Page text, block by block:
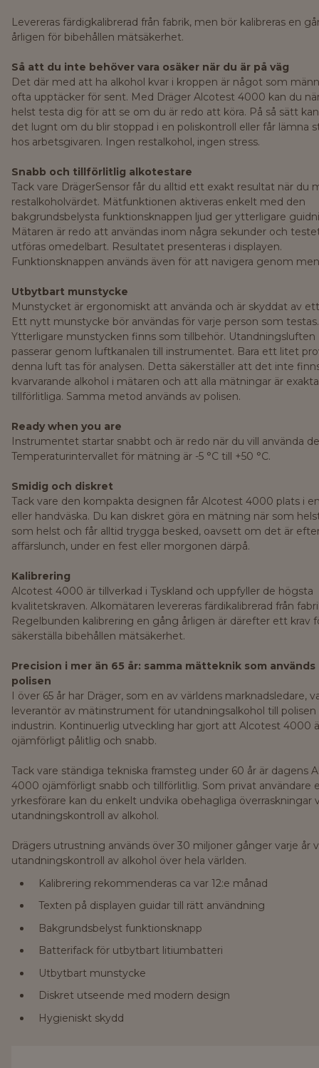
Levereras färdigkalibrerad från fabrik, men bör kalibreras en
årligen för bibehållen mätsäkerhet.
Så att du inte behöver vara osäker när du är på väg
Det där med att ha alkohol kvar i kroppen är något som
ofta upptäcker för sent. Med Dräger Alcotest 4000 kan du
helst testa dig för att se om du är redo att köra. På så sätt
det lugnt om du blir stoppad i en poliskontroll eller får lämna
hos arbetsgivaren. Ingen restalkohol, ingen stress.
Snabb och tillförlitlig alkotestare
Tack vare DrägerSensor får du alltid ett exakt resultat när du
restalkoholvärdet. Mätfunktionen aktiveras enkelt med den
bakgrundsbelysta funktionsknappen ljud ger ytterligare
Mätaren är redo att användas inom några sekunder och
utföras omedelbart. Resultatet presenteras i displayen.
Funktionsknappen används även för att navigera genom
Utbytbart munstycke
Munstycket är ergonomiskt att använda och är skyddat av
Ett nytt munstycke bör användas för varje person som testas.
Ytterligare munstycken finns som tillbehör. Utandningsluften
passerar genom luftkanalen till instrumentet. Bara ett litet
denna luft tas för analysen. Detta säkerställer att det inte
kvarvarande alkohol i mätaren och att alla mätningar är
tillförlitliga. Samma metod används av polisen.
Ready when you are
Instrumentet startar snabbt och är redo när du vill använda
Temperaturintervallet för mätning är -5 °C till +50 °C.
Smidig och diskret
Tack vare den kompakta designen får Alcotest 4000 plats i
eller handväska. Du kan diskret göra en mätning när som
som helst och får alltid trygga besked, oavsett om det är
affärslunch, under en fest eller morgonen därpå.
Kalibrering
Alcotest 4000 är tillverkad i Tyskland och uppfyller de högsta
kvalitetskraven. Alkomätaren levereras färdikalibrerad från
Regelbunden kalibrering en gång årligen är därefter ett krav
säkerställa bibehållen mätsäkerhet.
Precision i mer än 65 år: samma mätteknik som används
polisen
I över 65 år har Dräger, som en av världens marknadsledare,
leverantör av mätinstrument för utandningsalkohol till polisen
industrin. Kontinuerlig utveckling har gjort att Alcotest 4000
ojämförligt pålitlig och snabb.
Tack vare ständiga tekniska framsteg under 60 år är dagens
4000 ojämförligt snabb och tillförlitlig. Som privat användare
yrkesförare kan du enkelt undvika obehagliga överraskningar
utandningskontroll av alkohol.
Drägers utrustning används över 30 miljoner gånger varje år
utandningskontroll av alkohol över hela världen.
Kalibrering rekommenderas ca var 12:e månad
Texten på displayen guidar till rätt användning
Bakgrundsbelyst funktionsknapp
Batterifack för utbytbart litiumbatteri
Utbytbart munstycke
Diskret utseende med modern design
Hygieniskt skydd